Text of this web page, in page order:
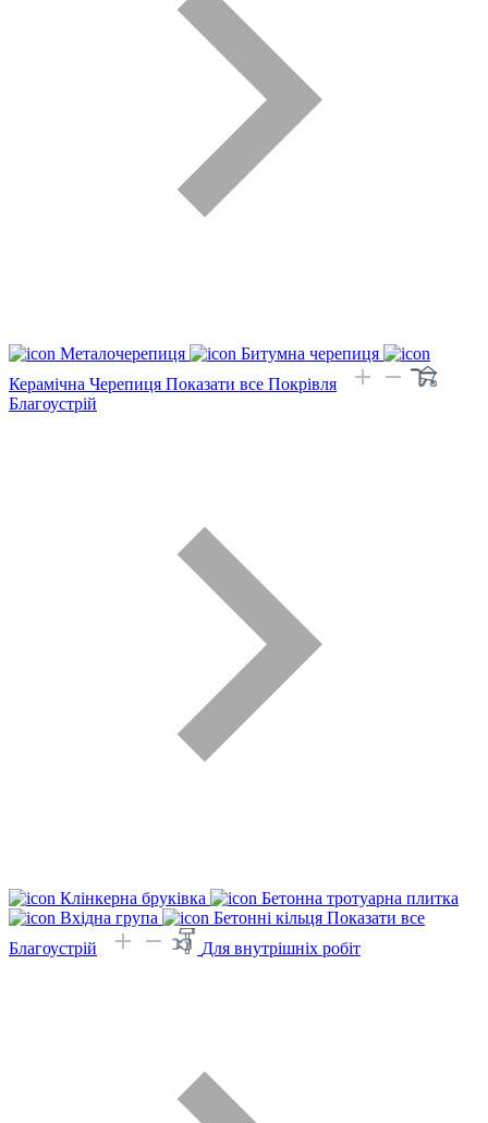
Металочерепиця
Битумна черепиця
Керамічна Черепиця Показати все Покрівля
Благоустрій
Клінкерна бруківка
Бетонна тротуарна плитка
Вхідна група
Бетонні кільця Показати все
Благоустрій
Для внутрішніх робіт